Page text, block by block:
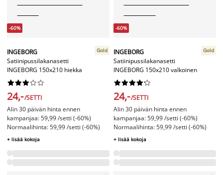
-60%
INGEBORG
Satiinipussilakanasetti
INGEBORG 150x210 hiekka
Gold






24,-/SETTI
Alin 30 päivän hinta ennen
kampanjaa: 59,99 /setti (-60%)
Normaalihinta: 59,99 /setti (-60%)
+ lisää kokoja
-60%
INGEBORG
Satiinipussilakanasetti
INGEBORG 150x210 valkoinen
Gold






24,-/SETTI
Alin 30 päivän hinta ennen
kampanjaa: 59,99 /setti (-60%)
Normaalihinta: 59,99 /setti (-60%)
+ lisää kokoja